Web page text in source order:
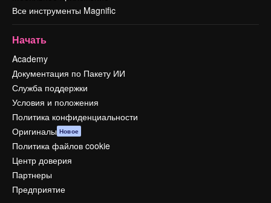
Все инструменты Magnific
Начать
Academy
Документация по Пакету ИИ
Служба поддержки
Условия и положения
Политика конфиденциальности
Оригиналы Новое
Политика файлов cookie
Центр доверия
Партнеры
Предприятие